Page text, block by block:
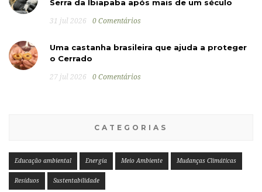
Serra da Ibiapaba após mais de um século
31 jul 2026 0 Comentários
Uma castanha brasileira que ajuda a proteger
o Cerrado
27 jul 2026 0 Comentários
CATEGORIAS
Educação ambiental Energia Meio Ambiente Mudanças Climáticas
Resíduos Sustentabilidade